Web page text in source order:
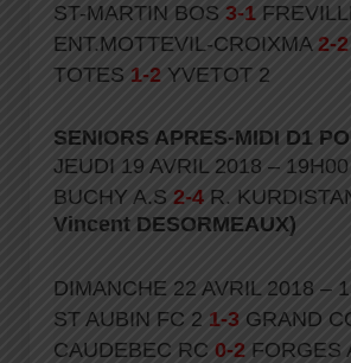
ST-MARTIN BOS 3-1
ENT.MOTTEVIL-CROIXMA 2-2
TOTES 1-2 YVETOT 2
SENIORS APRES-MIDI D1
JEUDI 19 AVRIL 2018 – 19H00
BUCHY A.S 2-4 R.
Vincent DESORMEAUX)
DIMANCHE 22 AVRIL 2018 –
ST AUBIN FC 2 1-3 GRAND
CAUDEBEC RC 0-2 FORGES